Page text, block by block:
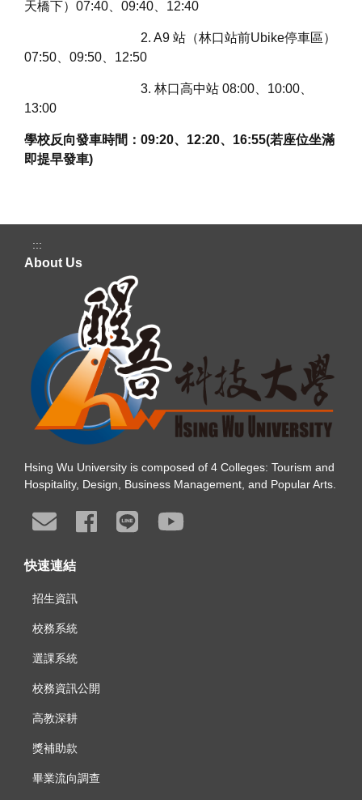
天橋下）07:40、09:40、12:40
2. A9 站（林口站前Ubike停車區）
07:50、09:50、12:50
3. 林口高中站 08:00、10:00、
13:00
學校反向發車時間：09:20、12:20、16:55(若座位坐滿
即提早發車)
:::
About Us
Hsing Wu University is composed of 4 Colleges: Tourism and
Hospitality, Design, Business Management, and Popular Arts.
快速連結
招生資訊
校務系統
選課系統
校務資訊公開
高教深耕
獎補助款
畢業流向調查